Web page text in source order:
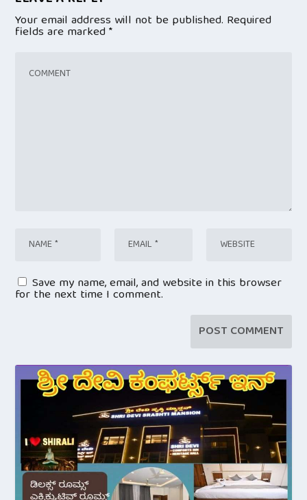
Your email address will not be published. Required
fields are marked*
Save my name, email, and website in this browser
for the next time I comment.